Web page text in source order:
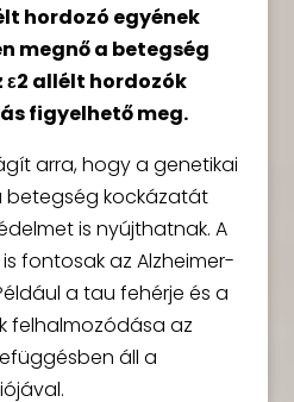
hordozó egyének
megnő a betegség
allélt hordozók
figyelhető meg.
arra, hogy a genetikai
betegség kockázatát
is nyújthatnak. A
fontosak az Alzheimer-
a tau fehérje és a
felhalmozódása az
áll a